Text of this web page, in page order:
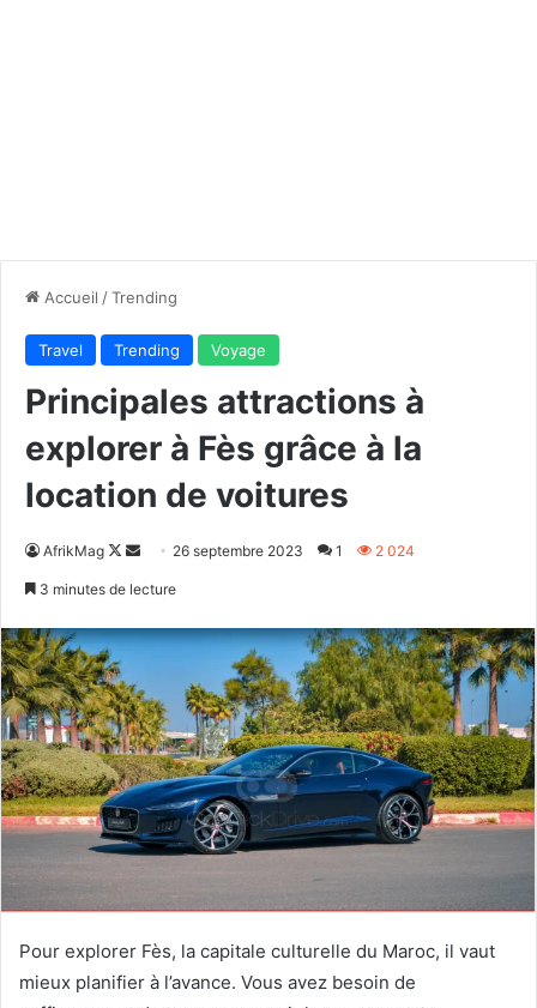
Accueil /Trending
Travel Trending Voyage
Principales attractions à
explorer à Fès grâce à la
location de voitures
AfrikMag
Follow
Envoyer26 septembre 2023 1 2 024
3 minutes de lecture
Pour explorer Fès, la capitale culturelle du Maroc, il vaut
mieux planifier à l’avance. Vous avez besoin de